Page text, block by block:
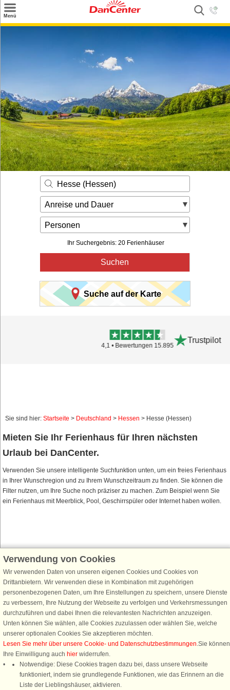
Menü
Inspiration
Kontakt
Gut zu wissen
Login
Hesse (Hessen)
Anreise und Dauer
Personen
Ihr Suchergebnis: 20 Ferienhäuser
Suchen
Suche auf der Karte
4,1 • Bewertungen 15.895
Trustpilot
Sie sind hier: Startseite > Deutschland > Hessen > Hesse (Hessen)
Mieten Sie Ihr Ferienhaus für Ihren nächsten
Urlaub bei DanCenter.
Verwenden Sie unsere intelligente Suchfunktion unten, um ein freies Ferienhaus
in Ihrer Wunschregion und zu Ihrem Wunschzeitraum zu finden. Sie können die
Filter nutzen, um Ihre Suche noch präziser zu machen. Zum Beispiel wenn Sie
ein Ferienhaus mit Meerblick, Pool, Geschirrspüler oder Internet haben wollen.
Schließen Sie sich 100.000 Ferienhaus-Fans an
Willkommensgutschein von 25 €
Ferienhausurlaub - melden Sie sich einfach für den DanCenter Newsletter
an. Verpassen Sie nie wieder exklusive Angebote, Gewinnspiele und
Urlaubstipps!
Newsletter abonnieren
Verwendung von Cookies
Wir verwenden Daten von unseren eigenen Cookies und Cookies von
Drittanbietern. Wir verwenden diese in Kombination mit zugehörigen
personenbezogenen Daten, um Ihre Einstellungen zu speichern, unsere Dienste
zu verbessern, Ihre Nutzung der Webseite zu verfolgen und Verkehrsmessungen
durchzuführen und dabei Ihnen die relevantesten Nachrichten anzuzeigen.
Unten können Sie wählen, alle Cookies zuzulassen oder wählen Sie, welche
unserer optionalen Cookies Sie akzeptieren möchten.
Lesen Sie mehr über unsere Cookie- und Datenschutzbestimmungen .Sie können
Ihre Einwilligung auch hier widerrufen.
Notwendige: Diese Cookies tragen dazu bei, dass unsere Webseite
funktioniert, indem sie grundlegende Funktionen, wie das Erinnern an die
Liste der Lieblingshäuser, aktivieren.